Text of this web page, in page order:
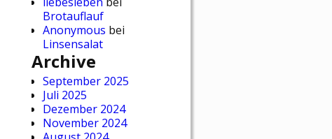
Brotauflauf
Anonymous bei
Linsensalat
Archive
September 2025
Juli 2025
Dezember 2024
November 2024